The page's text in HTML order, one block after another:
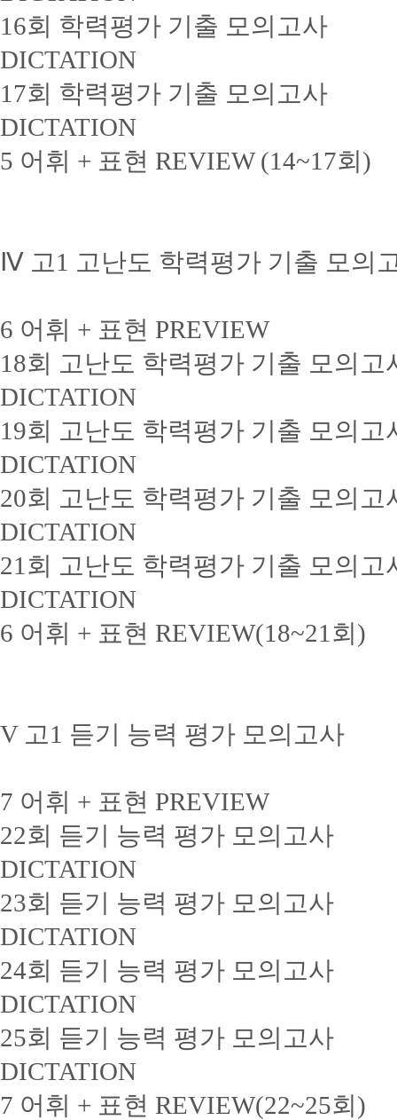
16회 학력평가 기출 모의고사
DICTATION
17회 학력평가 기출 모의고사
DICTATION
5 어휘 + 표현 REVIEW (14~17회)
Ⅳ 고1 고난도 학력평가 기출 모의
6 어휘 + 표현 PREVIEW
18회 고난도 학력평가 기출 모의고
DICTATION
19회 고난도 학력평가 기출 모의고
DICTATION
20회 고난도 학력평가 기출 모의고
DICTATION
21회 고난도 학력평가 기출 모의고
DICTATION
6 어휘 + 표현 REVIEW(18~21회)
V 고1 듣기 능력 평가 모의고사
7 어휘 + 표현 PREVIEW
22회 듣기 능력 평가 모의고사
DICTATION
23회 듣기 능력 평가 모의고사
DICTATION
24회 듣기 능력 평가 모의고사
DICTATION
25회 듣기 능력 평가 모의고사
DICTATION
7 어휘 + 표현 REVIEW(22~25회)